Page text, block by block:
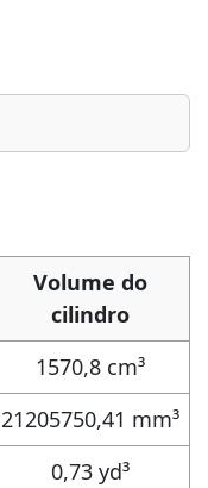
Volume do
cilindro
1570,8 cm³
21205750,41 mm³
0,73 yd³